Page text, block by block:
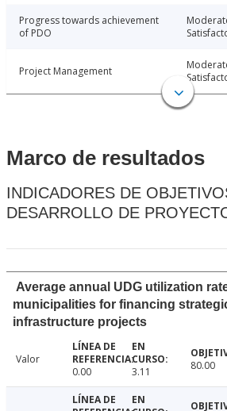
Progress towards achievement
of PDO
Project Management
Marco de resultados
INDICADORES DE
DESARROLLO DE
Average annual UDG utilization
municipalities for financing
infrastructure projects
Valor
0.00
3.11 80.00